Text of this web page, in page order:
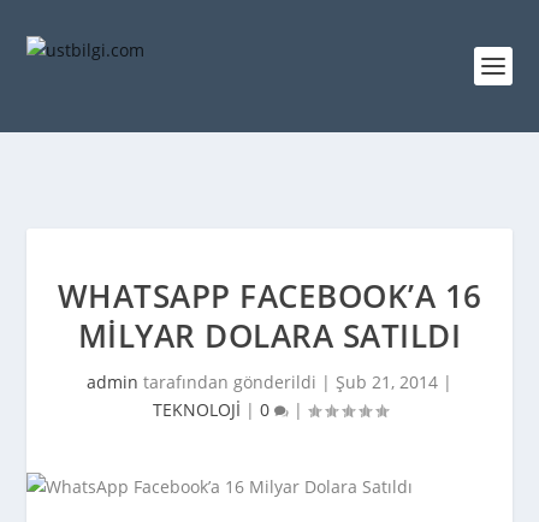
WHATSAPP FACEBOOK’A 16
MILYAR DOLARA SATILDI
admin tarafından gönderildi | Şub 21, 2014 |
TEKNOLOJİ | 0 |